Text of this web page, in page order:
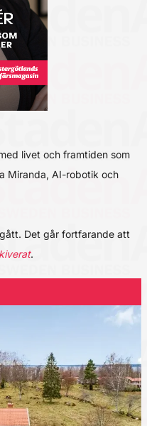
livet och framtiden som
Miranda, AI-robotik och
Det går fortfarande att
.